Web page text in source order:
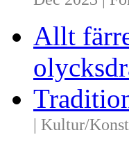
Allt
| Kultur/